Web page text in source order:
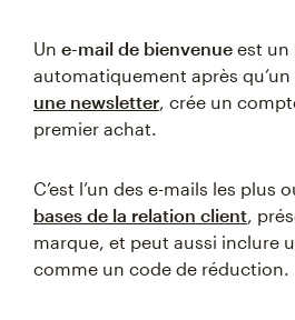
Un e-mail de bienvenue est un
automatiquement après
une newsletter , crée un
premier achat.
C’est l’un des e-mails les plus
bases de la relation client ,
marque, et peut aussi inclure
comme un code de réduction.